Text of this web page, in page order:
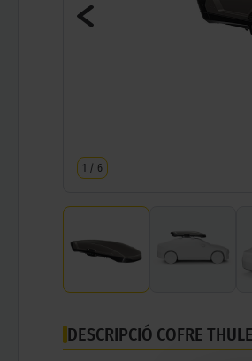
1 / 6
DESCRIPCIÓ COFRE